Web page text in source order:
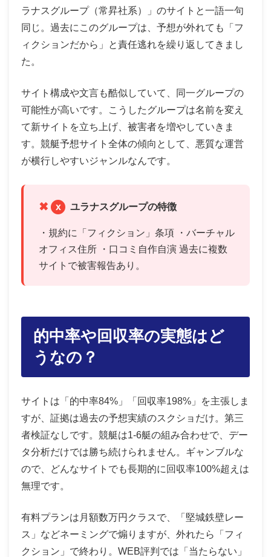
ラナスグループ（常昇社系）」のサイトと一語一句
同じ。過去にこのグループは、予想が外れても「フ
ィクションだから」と責任逃れを繰り返してきまし
た。
サイト構成や文言も酷似していて、同一グループの
可能性が高いです。こうしたグループは名前を変え
て新サイトを立ち上げ、被害者を増やしていきま
す。競艇予想サイト全体の傾向として、悪質な運営
が横行しやすいジャンルなんです。
x ユラナスグループの特徴
・規約に「フィクション」条項 ・バーチャル
オフィス住所 ・口コミ自作自演 過去に複数
サイトで被害報告あり。
的中率や回収率の実態はど
うなの？
サイトは「的中率84%」「回収率198%」を主張しま
すが、証拠は過去の予想実績のスクショだけ。第三
者検証なしです。競艇は1-6艇の組み合わせで、デー
タ分析だけでは勝ち続けられません。ギャンブルな
ので、どんなサイトでも長期的に回収率100%超えは
無理です。
有料プランは月額数万円クラスで、「堅城鉄壁レー
ス」などネーミングで煽りますが、外れたら「フィ
クション」で終わり。WEB評判では「当たらない」